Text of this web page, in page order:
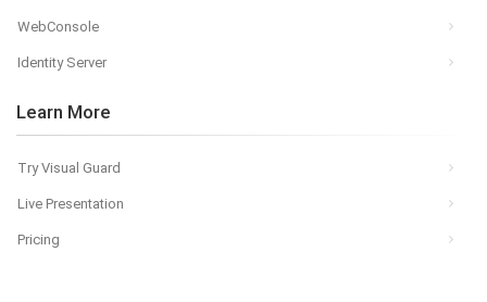
WebConsole
Identity Server
Learn More
Try Visual Guard
Live Presentation
Pricing